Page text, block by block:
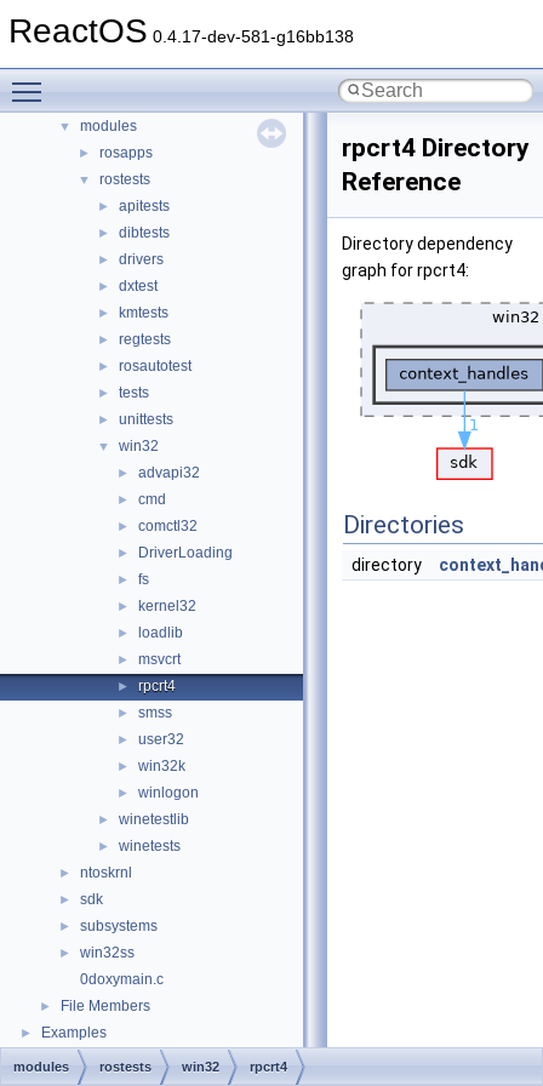
ReactOS 0.4.17-dev-581-g16bb138
dll
► drivers
► hal
▼ modules
► rosapps
▼ rostests
► apitests
► dibtests
► drivers
► dxtest
► kmtests
► regtests
► rosautotest
► tests
► unittests
▼ win32
► advapi32
► cmd
► comctl32
► DriverLoading
► fs
► kernel32
► loadlib
► msvcrt
► rpcrt4
► smss
► user32
► win32k
► winlogon
► winetestlib
► winetests
► ntoskrnl
► sdk
► subsystems
►
win32ss
0doxymain.c
► File Members
► Examples
rpcrt4 Directory
Reference
Directory dependency
graph for rpcrt4:
Directories
directory
modules rostests win32 rpcrt4